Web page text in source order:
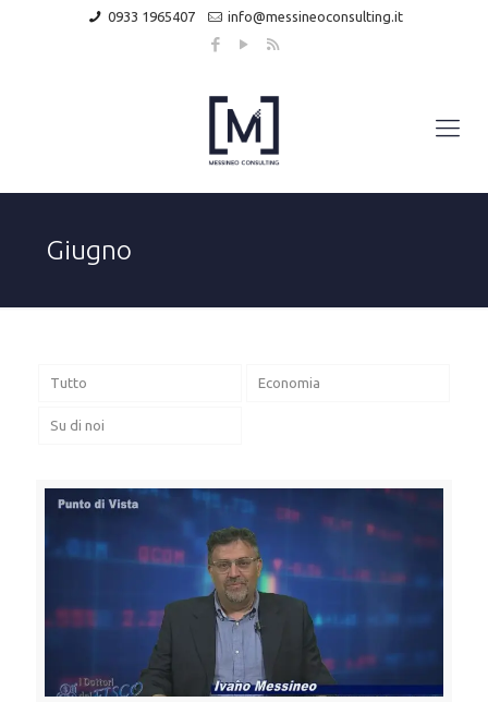
0933 1965407 info@messineoconsulting.it
Giugno
Tutto Economia
Su di noi